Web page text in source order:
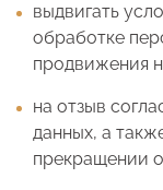
выдвигать
обработке
продвижения
на отзыв
данных, а
прекращении